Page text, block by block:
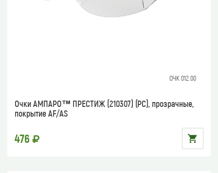
ОЧК 012.00
Очки АМПАРО™ ПРЕСТИЖ (210307) (РС), прозрачные,
покрытие AF/AS
476